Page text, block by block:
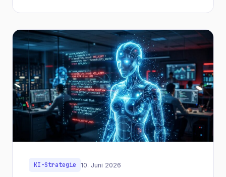
KI-Strategie 10. Juni 2026